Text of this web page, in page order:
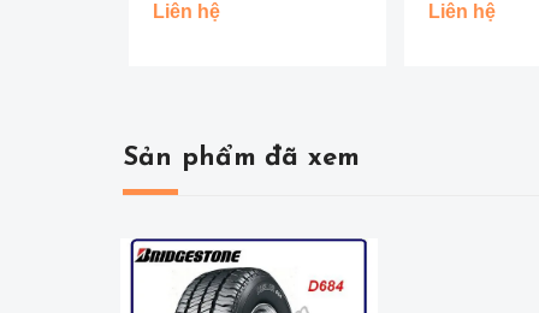
BRIDGESTONE - THÁI LAN
Liên hệ Liên hệ
Sản phẩm đã xem